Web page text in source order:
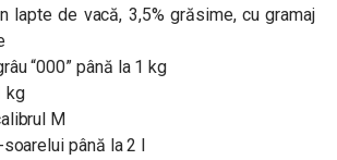
lapte de vacă, 3,5% grăsime, cu gramaj
“000” până la 1 kg
kg
M
până la 2 l